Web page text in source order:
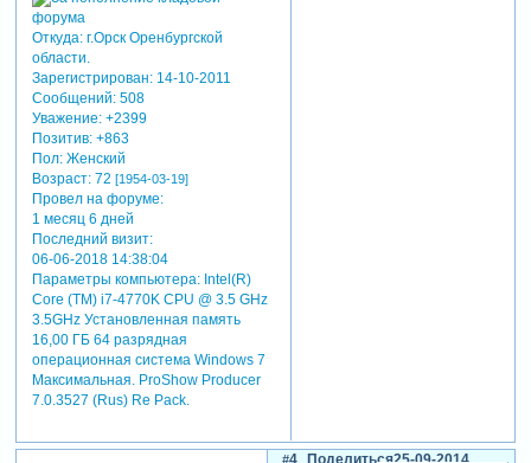
Откуда:г.Орск Оренбургской
области.
Зарегистрирован: 14-10-2011
Сообщений:508
Уважение: +2399
Позитив: +863
Пол:Женский
Возраст:72 [1954-03-19]
Провел на форуме:
1 месяц 6 дней
Последний визит:
06-06-2018 14:38:04
Параметры компьютера:Intel(R)
Core (TM) i7-4770K CPU @ 3.5 GHz
3.5GHz Установленная память
16,00 ГБ 64 разрядная
операционная система Windows 7
Максимальная. ProShow Producer
7.0.3527 (Rus) Re Pack.
Поделиться
4
25-09-2014